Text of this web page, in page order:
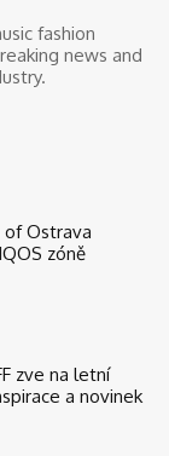
fashion
news and
of Ostrava
zóně
zve na letní
a novinek